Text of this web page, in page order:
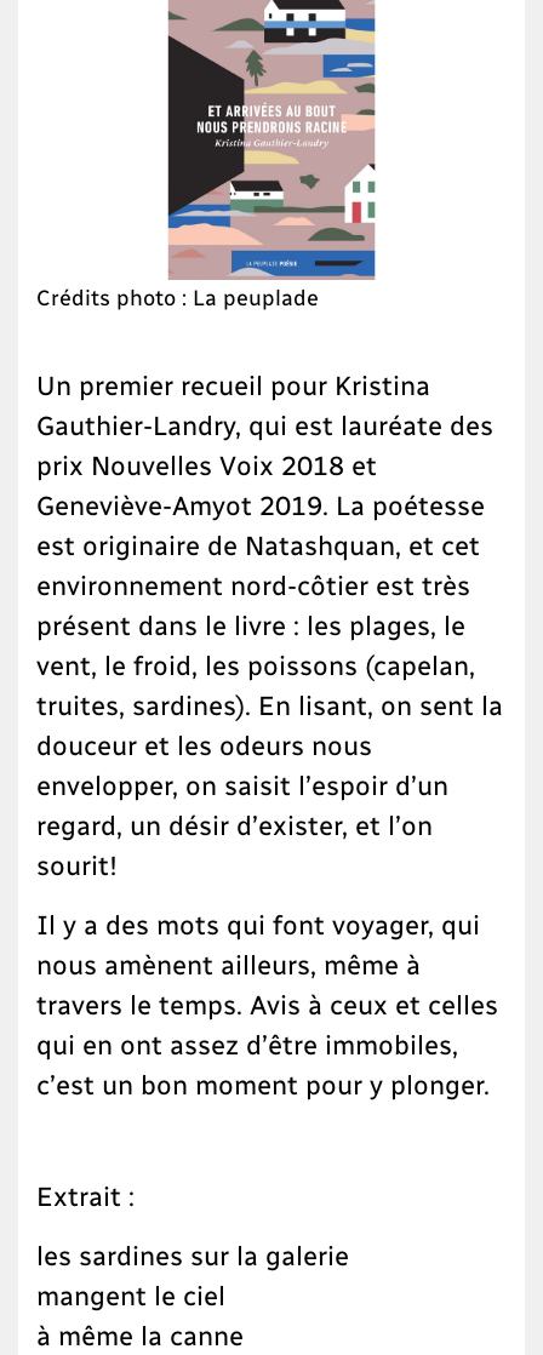
Crédits photo : La peuplade
Un premier recueil pour Kristina
Gauthier-Landry, qui est lauréate des
prix Nouvelles Voix 2018 et
Geneviève-Amyot 2019. La poétesse
est originaire de Natashquan, et cet
environnement nord-côtier est très
présent dans le livre : les plages, le
vent, le froid, les poissons (capelan,
truites, sardines). En lisant, on sent la
douceur et les odeurs nous
envelopper, on saisit l’espoir d’un
regard, un désir d’exister, et l’on
sourit!
Il y a des mots qui font voyager, qui
nous amènent ailleurs, même à
travers le temps. Avis à ceux et celles
qui en ont assez d’être immobiles,
c’est un bon moment pour y plonger.
Extrait :
les sardines sur la galerie
mangent le ciel
à même la canne